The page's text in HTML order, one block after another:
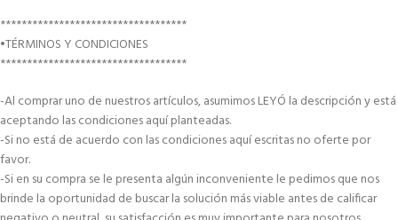
***********************************
•TÉRMINOS Y CONDICIONES
***********************************
-Al comprar uno de nuestros artículos, asumimos LEYÓ la descripción y está
aceptando las condiciones aquí planteadas.
-Si no está de acuerdo con las condiciones aquí escritas no oferte por
favor.
-Si en su compra se le presenta algún inconveniente le pedimos que nos
brinde la oportunidad de buscar la solución más viable antes de calificar